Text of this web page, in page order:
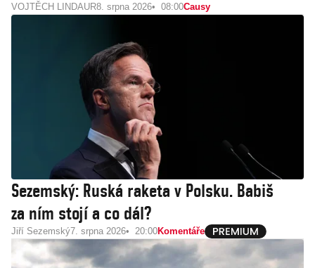
VOJTĚCH LINDAUR8. srpna 2026 08:00Causy
Sezemský: Ruská raketa v Polsku. Babiš
za ním stojí a co dál?
Jiří Sezemský7. srpna 2026 20:00Komentáře